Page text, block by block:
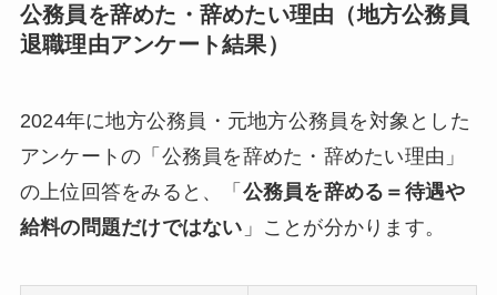
公務員を辞めた・辞めたい理由（地方公務員
退職理由アンケート結果）
2024年に地方公務員・元地方公務員を対象とした
アンケートの「公務員を辞めた・辞めたい理由」
の上位回答をみると、「 公務員を辞める＝待遇や
給料の問題だけではない 」ことが分かります。